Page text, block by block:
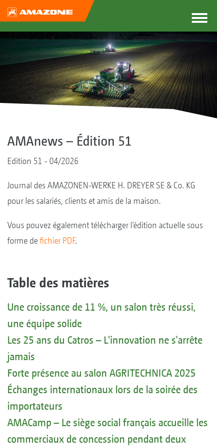
AMAnews – Édition 51
Edition 51 - 04/2026
Journal des AMAZONEN-WERKE H. DREYER SE & Co. KG
pour les salariés, clients et amis de la maison.
Vous pouvez également télécharger l’édition actuelle sous
forme defichier PDF.
Table des matières
Une croissance de 11 %, un salon très réussi,
une équipe solide
Les 25 ans du Catros – L'innovation ne s'arrête
jamais
Forte présence au salon AGRITECHNICA 2025
Échanges internationaux lors de la soirée des
importateurs
AMACamp – Le siège social français accueille les
commerciaux de concession pendant deux